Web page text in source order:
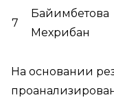
7
Байимбетова
Мехрибан
На основании